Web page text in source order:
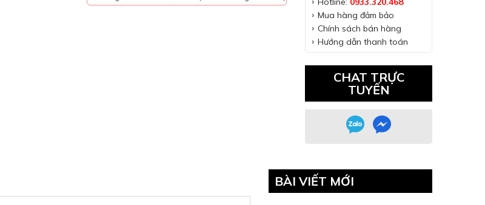
Mua hàng đảm bảo
Chính sách bán hàng
Hướng dẫn thanh toán
CHAT TRỰC
TUYẾN
BÀI VIẾT MỚI